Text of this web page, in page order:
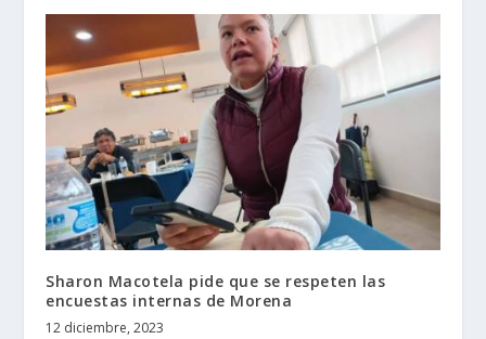
Sharon Macotela pide que se respeten las
encuestas internas de Morena
12 diciembre, 2023